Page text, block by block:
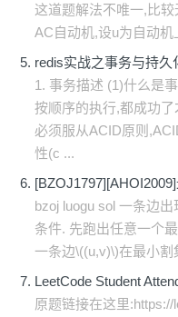
这道题解法不唯一,比
AC自动机,设u为自动机
redis实战之事务与持久
1. 事务描述 (1)什么是
按顺序的执行,都成功
必须服从ACID原则
性(c ...
bzoj luogu sol 一条边
条件. 先跑出任意一个
一条边\((u,v)\)在最小割
LeetCode Student
原题链接在这里